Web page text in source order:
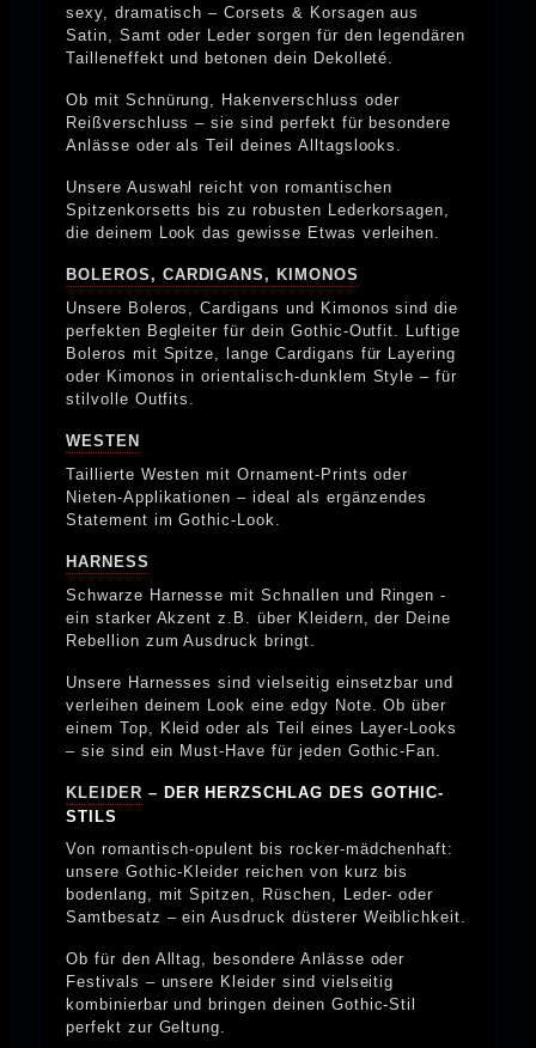
sexy, dramatisch – Corsets & Korsagen aus
Satin, Samt oder Leder sorgen für den legendären
Tailleneffekt und betonen dein Dekolleté.
Ob mit Schnürung, Hakenverschluss oder
Reißverschluss – sie sind perfekt für besondere
Anlässe oder als Teil deines Alltagslooks.
Unsere Auswahl reicht von romantischen
Spitzenkorsetts bis zu robusten Lederkorsagen,
die deinem Look das gewisse Etwas verleihen.
BOLEROS, CARDIGANS, KIMONOS
Unsere Boleros, Cardigans und Kimonos sind die
perfekten Begleiter für dein Gothic-Outfit. Luftige
Boleros mit Spitze, lange Cardigans für Layering
oder Kimonos in orientalisch-dunklem Style – für
stilvolle Outfits.
WESTEN
Taillierte Westen mit Ornament-Prints oder
Nieten-Applikationen – ideal als ergänzendes
Statement im Gothic-Look.
HARNESS
Schwarze Harnesse mit Schnallen und Ringen -
ein starker Akzent z.B. über Kleidern, der Deine
Rebellion zum Ausdruck bringt.
Unsere Harnesses sind vielseitig einsetzbar und
verleihen deinem Look eine edgy Note. Ob über
einem Top, Kleid oder als Teil eines Layer-Looks
– sie sind ein Must-Have für jeden Gothic-Fan.
KLEIDER – DER HERZSCHLAG DES GOTHIC-
STILS
Von romantisch-opulent bis rocker-mädchenhaft:
unsere Gothic-Kleider reichen von kurz bis
bodenlang, mit Spitzen, Rüschen, Leder- oder
Samtbesatz – ein Ausdruck düsterer Weiblichkeit.
Ob für den Alltag, besondere Anlässe oder
Festivals – unsere Kleider sind vielseitig
kombinierbar und bringen deinen Gothic-Stil
perfekt zur Geltung.